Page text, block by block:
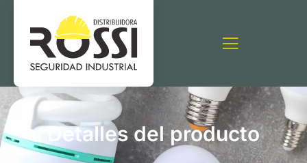
Detalles del producto